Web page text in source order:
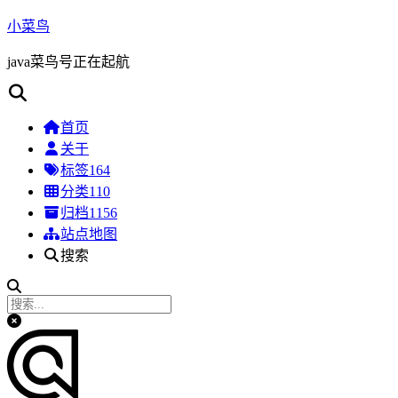
小菜鸟
java菜鸟号正在起航
首页
关于
标签164
分类110
归档1156
站点地图
搜索